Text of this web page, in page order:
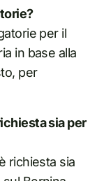
per il
in base alla
per
sia per
richiesta sia